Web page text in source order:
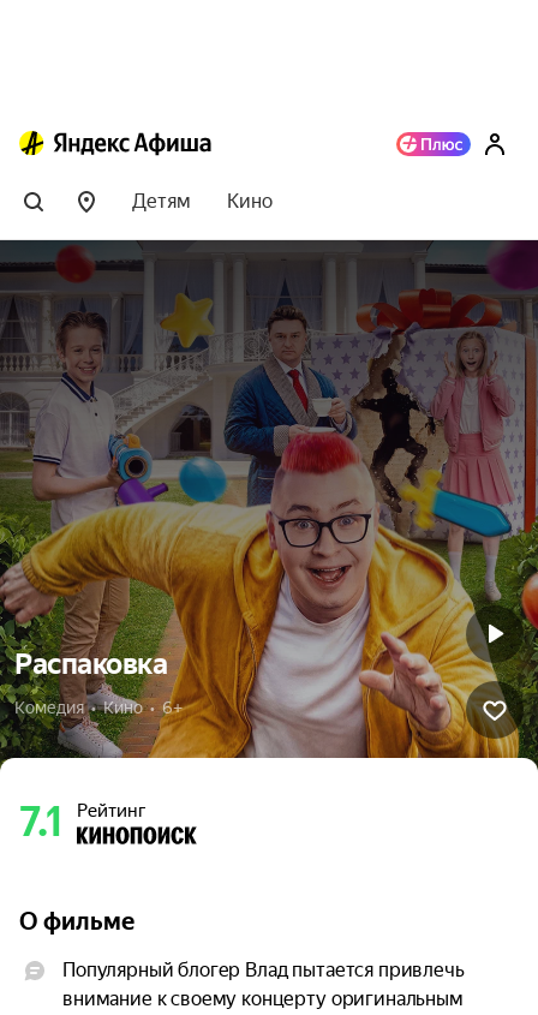
Детям Кино
Распаковка
Комедия  •  Кино  •  6+
7.1 Рейтинг
О фильме
Популярный блогер Влад пытается привлечь
внимание к своему концерту оригинальным